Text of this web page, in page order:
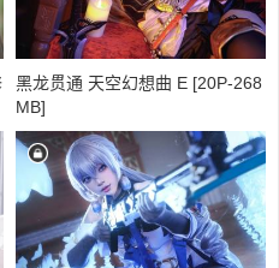
黑龙贯通 天空幻想曲 E [20P-268
MB]